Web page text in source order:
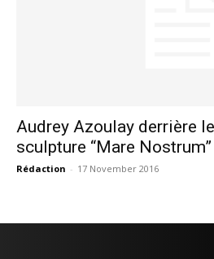
Audrey Azoulay derrière
sculpture “Mare
Rédaction - 17 November 2016